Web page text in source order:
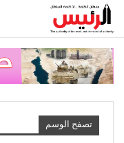
تصفح الوسم